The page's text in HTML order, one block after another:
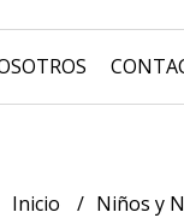
Inicio Niños y